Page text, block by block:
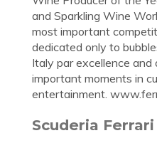
and Sparkling Wine
most important
dedicated only to
Italy par excellence
important moments in
entertainment.
Scuderia